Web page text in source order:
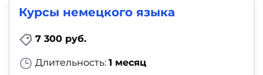
Курсы немецкого языка
7 300 руб.
Длительность: 1 месяц